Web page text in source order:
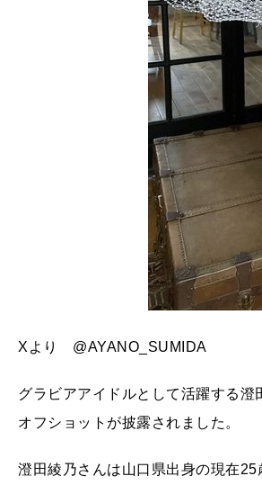
Xより @AYANO_SUMIDA
グラビアアイドルとして活躍する
オフショットが披露されました。
澄田綾乃さんは山口県出身の現在